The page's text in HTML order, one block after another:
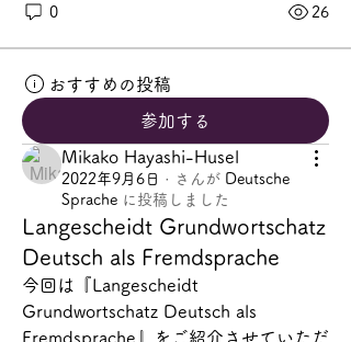
0 26
おすすめの投稿
参加する
Mikako Hayashi-Husel
2022年9月6日 · さんが Deutsche
Sprache に 投稿しました
Langescheidt Grundwortschatz
Deutsch als Fremdsprache
今回は『Langescheidt
Grundwortschatz Deutsch als
Fremdsprache』をご紹介させていただ